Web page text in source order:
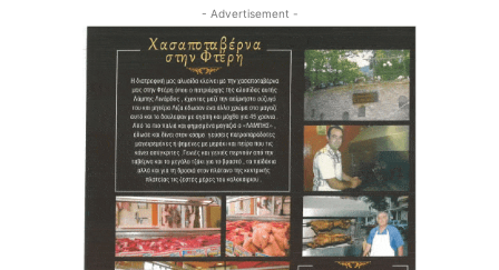
- Advertisement -